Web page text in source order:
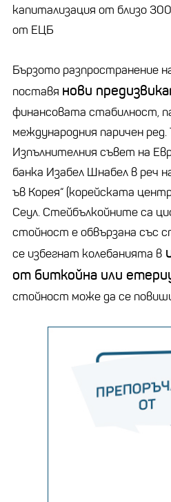
капитализация от близо
от ЕЦБ
Бързото разпространение
поставя нови
финансовата стабилност,
международния паричен ред.
Изпълнителния съвет на
банка Изабел Шнабел в реч
ъв Корея“ (корейската
Сеул. Стейбълкойните са
стойност е обвързана със
се избегнат колебанията в
от биткойна или
стойност може да се